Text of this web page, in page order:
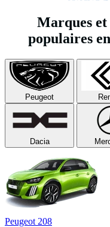
Marques et
populaires en
Peugeot
Dacia
Peugeot 208